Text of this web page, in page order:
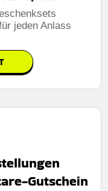
jeden Anlass
Gutschein